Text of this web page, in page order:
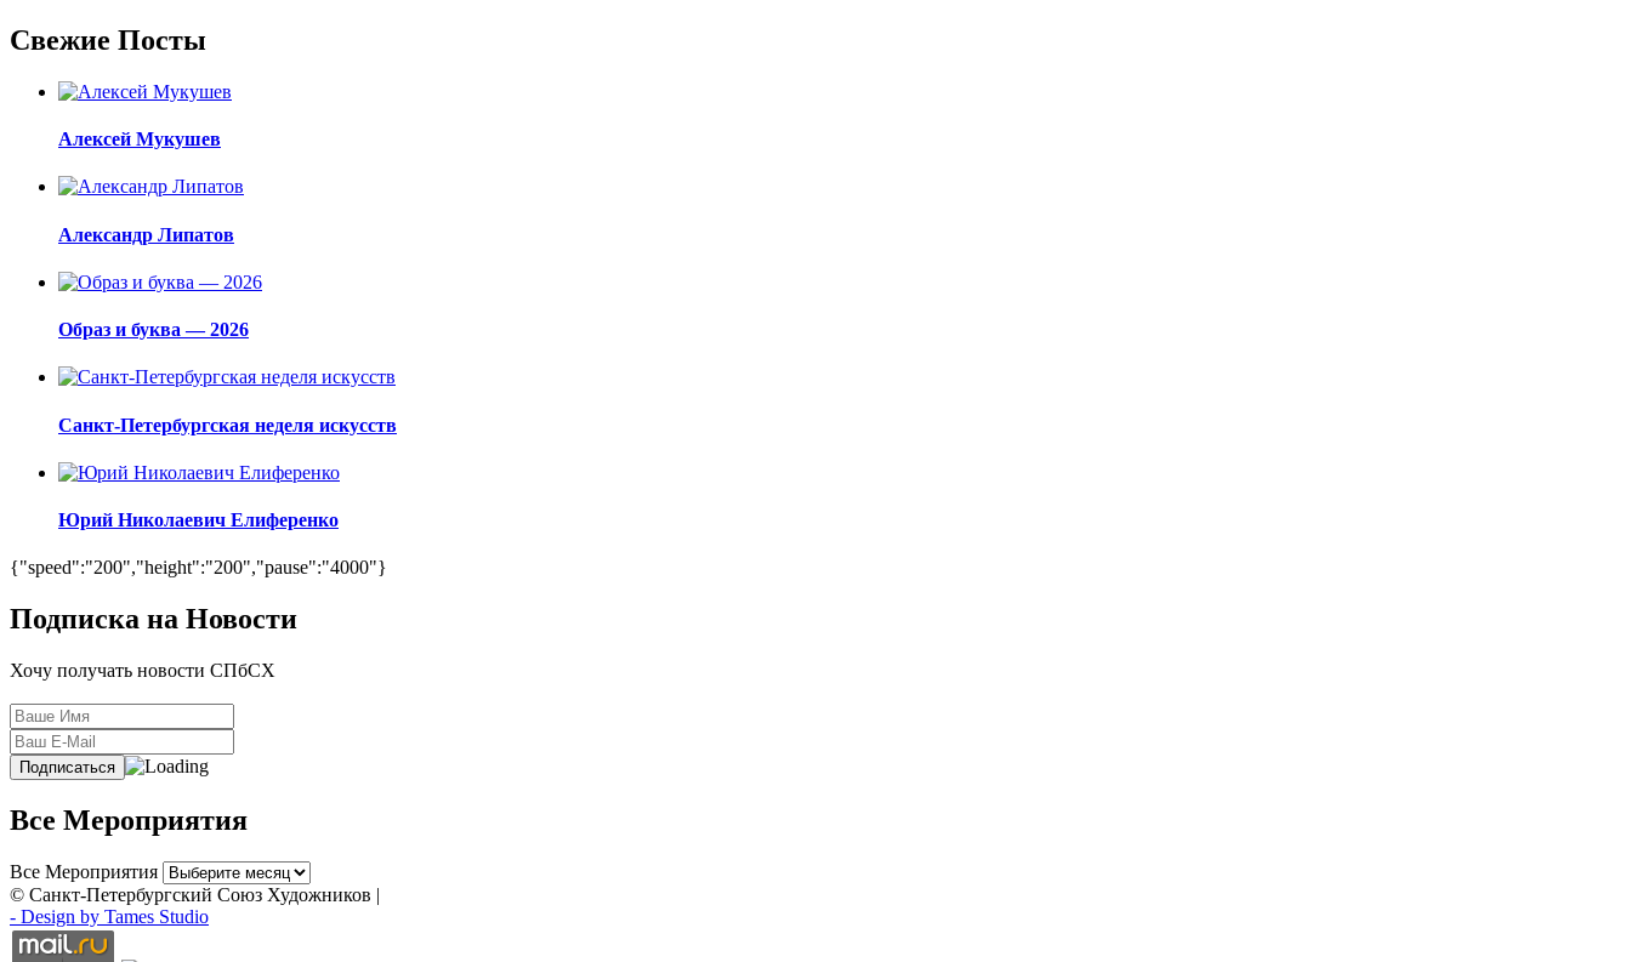
Свежие Посты
Алексей Мукушев
Александр Липатов
Образ и буква — 2026
Санкт-Петербургская неделя искусств
Юрий Николаевич Елиференко
{"speed":"200","height":"200","pause":"4000"}
Подписка на Новости
Хочу получать новости СПбСХ
Все Мероприятия
Все Мероприятия
© Санкт-Петербургский Союз Художников |
- Design by Tames Studio